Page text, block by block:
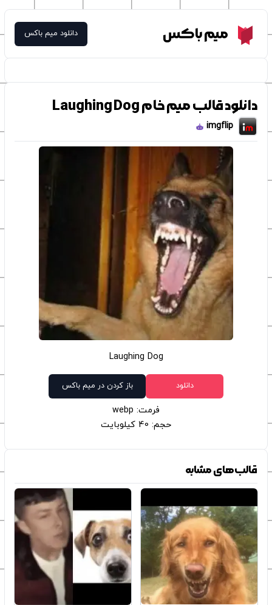
Meme Boxمیم باکس دانلود میم باکس
دانلود قالب میم خام Laughing Dog
imgflip
Laughing Dog
دانلود باز کردن در میم باکس
فرمت: webp
حجم: 40 کیلوبایت
قالب‌های مشابه